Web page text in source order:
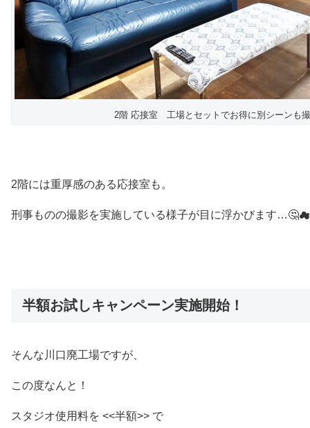
2階 応接室 工場とセットでお得に別シーンも
2階には重厚感のある応接室も。
刑事ものの撮影を実施している様子が目に浮かびます…🤔☁
半額お試しキャンペーン実施開始！
そんな川口廃工場ですが、
この度なんと！
スタジオ使用料を <<半額>> で